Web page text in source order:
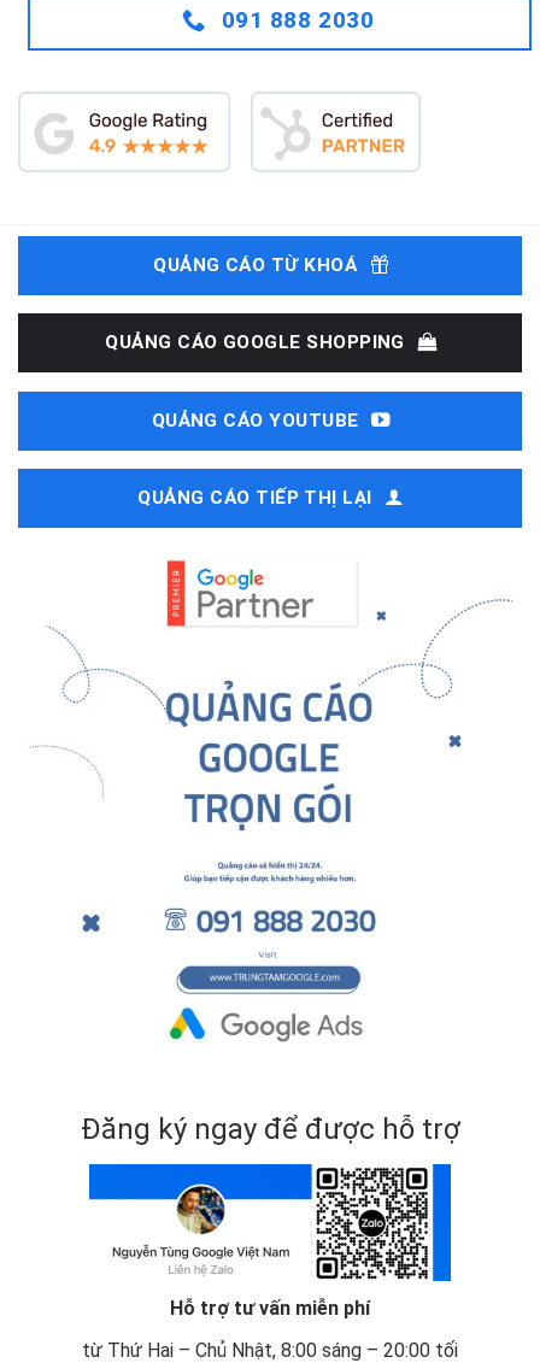
091 888 2030
QUẢNG CÁO TỪ KHOÁ
QUẢNG CÁO GOOGLE SHOPPING
QUẢNG CÁO YOUTUBE
QUẢNG CÁO TIẾP THỊ LẠI
Đăng ký ngay để được hỗ trợ
Hỗ trợ tư vấn miễn phí
từ Thứ Hai – Chủ Nhật, 8:00 sáng – 20:00 tối